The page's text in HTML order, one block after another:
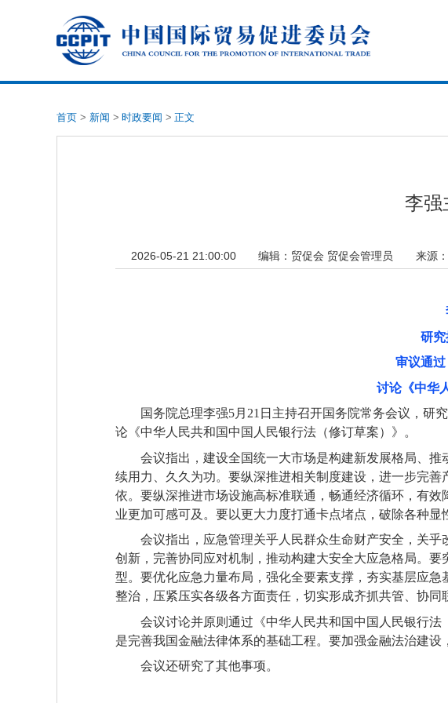
首页 > 新闻 > 时政要闻 > 正文
李强
2026-05-21 21:00:00 编辑： 贸促会 贸促会管理员 来源：
研
审议通过
讨论《中华
国务院总理李强5月21日主持召开国务院常务会议，研
论《中华人民共和国中国人民银行法（修订草案）》。
会议指出，建设全国统一大市场是构建新发展格局、
续用力、久久为功。要纵深推进相关制度建设，进一步完
依。要纵深推进市场设施高标准联通，畅通经济循环，有
业更加可感可及。要以更大力度打通卡点堵点，破除各种显
会议指出，应急管理关乎人民群众生命财产安全，关
创新，完善协同应对机制，推动构建大安全大应急格局。
型。要优化应急力量布局，强化全要素支撑，夯实基层应
整治，压紧压实各级各方面责任，切实形成齐抓共管、协同
会议讨论并原则通过《中华人民共和国中国人民银行
是完善我国金融法律体系的基础工程。要加强金融法治建
会议还研究了其他事项。